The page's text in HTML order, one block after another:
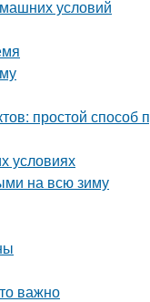
условий
простой способ
условиях
на всю зиму
важно